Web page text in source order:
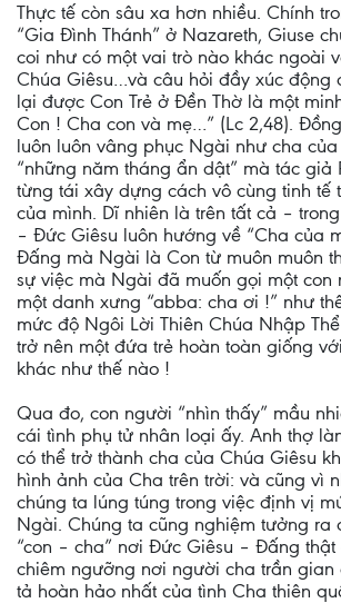
Thực tế còn sâu xa hơn nhiều. Chính
“Gia Đình Thánh” ở Nazareth, Giuse
coi như có một vai trò nào khác ngoài
Chúa Giêsu…và câu hỏi đầy xúc động
lại được Con Trẻ ở Đền Thờ là một
Con ! Cha con và mẹ…” (Lc 2,48).
luôn luôn vâng phục Ngài như cha của
“những năm tháng ẩn dật” mà tác giả
từng tái xây dựng cách vô cùng tinh tế
của mình. Dĩ nhiên là trên tất cả –
– Đức Giêsu luôn hướng về “Cha của
Đấng mà Ngài là Con từ muôn muôn
sự việc mà Ngài đã muốn gọi một con
một danh xưng “abba: cha ơi !” như
mức độ Ngôi Lời Thiên Chúa Nhập
trở nên một đứa trẻ hoàn toàn giống
khác như thế nào !
Qua đo, con người “nhìn thấy” mầu
cái tình phụ tử nhân loại ấy. Anh thợ
có thể trở thành cha của Chúa Giêsu
hình ảnh của Cha trên trời: và cũng vì
chúng ta lúng túng trong việc định vị
Ngài. Chúng ta cũng nghiệm tưởng ra
“con – cha” nơi Đức Giêsu – Đấng
chiêm ngưỡng nơi người cha trần gian
tả hoàn hảo nhất của tình Cha thiên